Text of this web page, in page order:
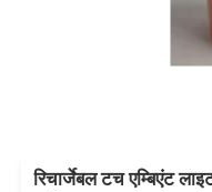
रिचार्जेबल टच एम्बिएंट